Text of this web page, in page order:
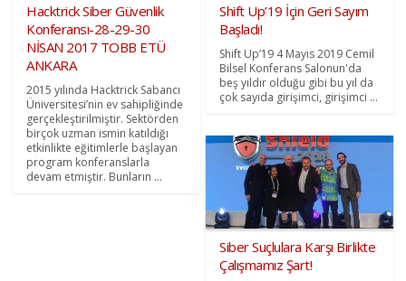
Hacktrick Siber Güvenlik
Konferansı-28-29-30
NİSAN 2017 TOBB ETÜ
ANKARA
2015 yılında Hacktrick Sabancı
Üniversitesi’nin ev sahipliğinde
gerçekleştirilmiştir. Sektörden
birçok uzman ismin katıldığı
etkinlikte eğitimlerle başlayan
program konferanslarla
devam etmiştir. Bunların ...
Shift Up’19 İçin Geri Sayım
Başladı!
Shift Up’19 4 Mayıs 2019 Cemil
Bilsel Konferans Salonun'da
beş yıldır olduğu gibi bu yıl da
çok sayıda girişimci, girişimci ...
Siber Suçlulara Karşı Birlikte
Çalışmamız Şart!